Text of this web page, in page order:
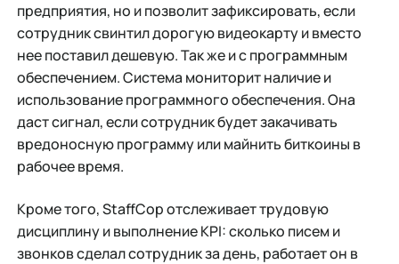
предприятия, но и позволит зафиксировать, если
сотрудник свинтил дорогую видеокарту и вместо
нее поставил дешевую. Так же и с программным
обеспечением. Система мониторит наличие и
использование программного обеспечения. Она
даст сигнал, если сотрудник будет закачивать
вредоносную программу или майнить биткоины в
рабочее время.
Кроме того, StaffCop отслеживает трудовую
дисциплину и выполнение KPI: сколько писем и
звонков сделал сотрудник за день, работает он в